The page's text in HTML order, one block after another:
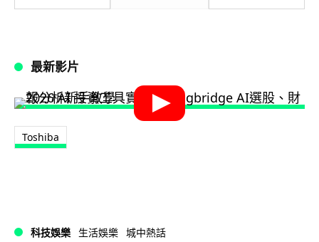
最新影片
Toshiba
科技娛樂 生活娛樂 城中熱話